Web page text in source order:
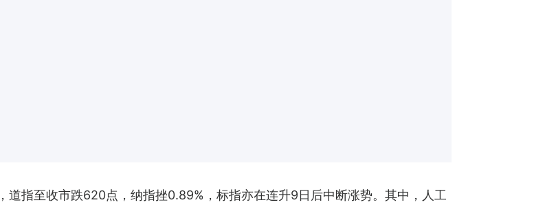
道指至收市跌620点，纳指挫0.89%，标指亦在连升9日后中断涨势。其中，人工